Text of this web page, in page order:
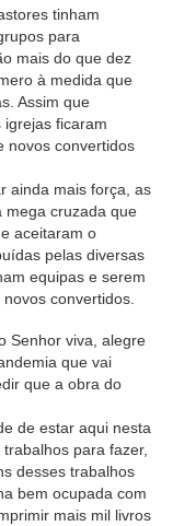
tinham
para
mais do que dez
à medida que
Assim que
ficaram
novos convertidos
ainda mais força, as
mega cruzada que
aceitaram o
pelas diversas
equipas e serem
convertidos.
Senhor viva, alegre
que vai
que a obra do
de estar aqui nesta
para fazer,
desses trabalhos
bem ocupada com
mais mil livros